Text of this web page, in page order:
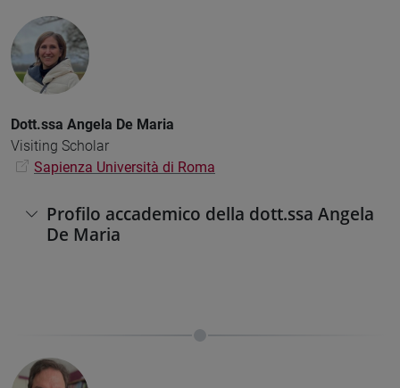
Dott.ssa Angela De Maria
Visiting Scholar
Sapienza Università di Roma
Profilo accademico della dott.ssa Angela
De Maria